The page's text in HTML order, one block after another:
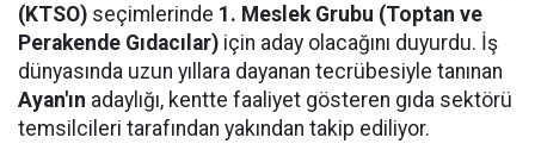
(KTSO) seçimlerinde 1. Meslek Grubu (Toptan ve
Perakende Gıdacılar) için aday olacağını duyurdu. İş
dünyasında uzun yıllara dayanan tecrübesiyle tanınan
Ayan'ın adaylığı, kentte faaliyet gösteren gıda sektörü
temsilcileri tarafından yakından takip ediliyor.